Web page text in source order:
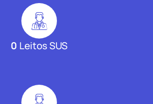
0 Leitos SUS